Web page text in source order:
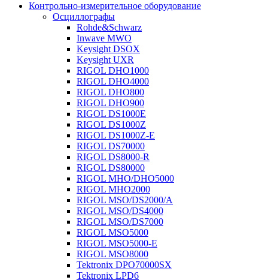
Контрольно-измерительное оборудование
Осциллографы
Rohde&Schwarz
Inwave MWO
Keysight DSOX
Keysight UXR
RIGOL DHO1000
RIGOL DHO4000
RIGOL DHO800
RIGOL DHO900
RIGOL DS1000E
RIGOL DS1000Z
RIGOL DS1000Z-E
RIGOL DS70000
RIGOL DS8000-R
RIGOL DS80000
RIGOL MHO/DHO5000
RIGOL MHO2000
RIGOL MSO/DS2000/A
RIGOL MSO/DS4000
RIGOL MSO/DS7000
RIGOL MSO5000
RIGOL MSO5000-E
RIGOL MSO8000
Tektronix DPO70000SX
Tektronix LPD6